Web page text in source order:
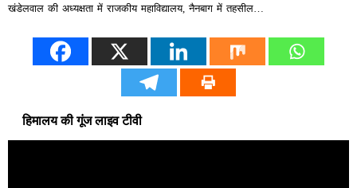
खंडेलवाल की अध्यक्षता में राजकीय महाविद्यालय, नैनबाग में तहसील…
हिमालय की गूंज लाइव टीवी